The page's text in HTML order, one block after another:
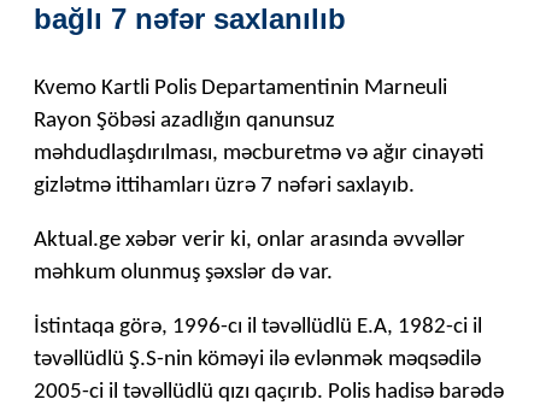
bağlı 7 nəfər saxlanılıb
Kvemo Kartli Polis Departamentinin Marneuli
Rayon Şöbəsi azadlığın qanunsuz
məhdudlaşdırılması, məcburetmə və ağır cinayəti
gizlətmə ittihamları üzrə 7 nəfəri saxlayıb.
Aktual.ge xəbər verir ki, onlar arasında əvvəllər
məhkum olunmuş şəxslər də var.
İstintaqa görə, 1996-cı il təvəllüdlü E.A, 1982-ci il
təvəllüdlü Ş.S-nin köməyi ilə evlənmək məqsədilə
2005-ci il təvəllüdlü qızı qaçırıb. Polis hadisə barədə